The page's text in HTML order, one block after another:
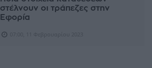
στέλνουν οι τράπεζες στην
Εφορία